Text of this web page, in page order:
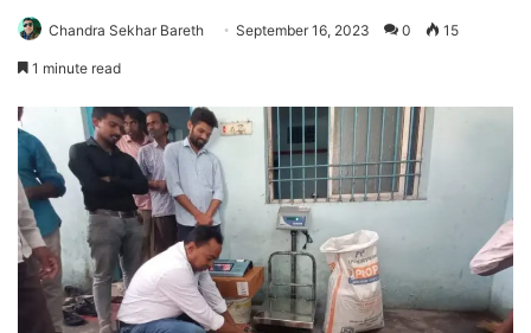
Chandra Sekhar Bareth September 16, 2023 0 15
1 minute read